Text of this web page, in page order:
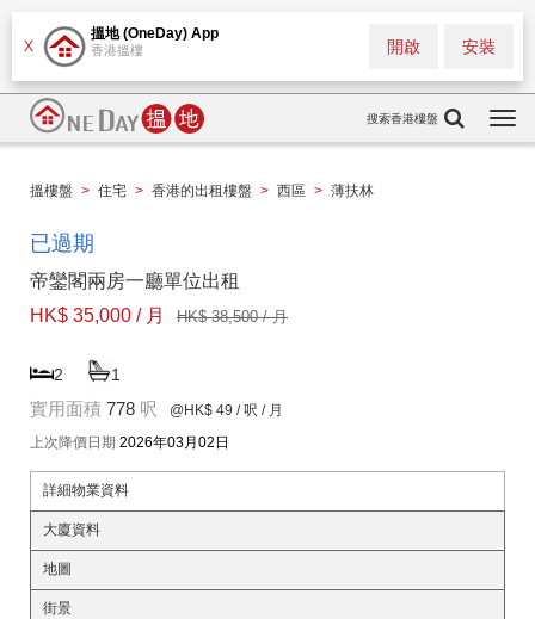
X
搵地 (OneDay) App
香港搵樓 安裝
開啟
搜索香港樓盤
搵樓盤 > 住宅 > 香港的出租樓盤 > 西區 > 薄扶林
已過期
帝鑾閣兩房一廳單位出租
HK$ 35,000 / 月
HK$ 38,500 / 月
2 1
實用面積 778 呎 @HK$ 49 / 呎 / 月
上次降價日期 2026年03月02日
詳細物業資料
大廈資料
地圖
街景